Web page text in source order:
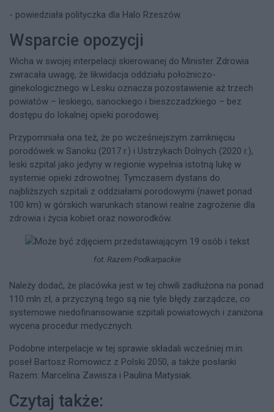
- powiedziała polityczka dla Halo Rzeszów.
Wsparcie opozycji
Wicha w swojej interpelacji skierowanej do Minister Zdrowia
zwracała uwagę, że likwidacja oddziału położniczo-
ginekologicznego w Lesku oznacza pozostawienie aż trzech
powiatów – leskiego, sanockiego i bieszczadzkiego – bez
dostępu do lokalnej opieki porodowej.
Przypomniała ona też, że po wcześniejszym zamknięciu
porodówek w Sanoku (2017 r.) i Ustrzykach Dolnych (2020 r.),
leski szpital jako jedyny w regionie wypełnia istotną lukę w
systemie opieki zdrowotnej. Tymczasem dystans do
najbliższych szpitali z oddziałami porodowymi (nawet ponad
100 km) w górskich warunkach stanowi realne zagrożenie dla
zdrowia i życia kobiet oraz noworodków.
fot. Razem Podkarpackie
Należy dodać, że placówka jest w tej chwili zadłużona na ponad
110 mln zł, a przyczyną tego są nie tyle błędy zarządcze, co
systemowe niedofinansowanie szpitali powiatowych i zaniżona
wycena procedur medycznych.
Podobne interpelacje w tej sprawie składali wcześniej m.in.
poseł Bartosz Romowicz z Polski 2050, a także posłanki
Razem: Marcelina Zawisza i Paulina Matysiak.
Czytaj także: